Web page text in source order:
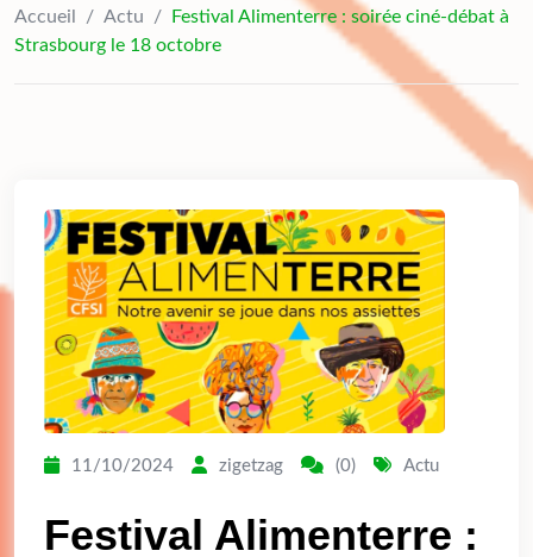
Accueil / Actu /
Festival Alimenterre : soirée ciné-débat à
Strasbourg le 18 octobre
11/10/2024 zigetzag (0) Actu
Festival Alimenterre :